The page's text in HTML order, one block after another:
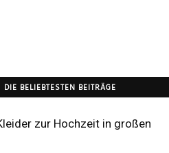
DIE BELIEBTESTEN BEITRÄGE
zur Hochzeit in großen